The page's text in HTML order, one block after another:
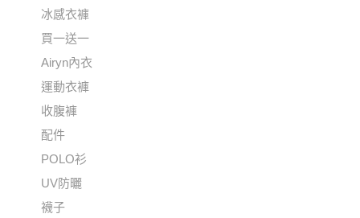
冰感衣褲
買一送一
Airyn內衣
運動衣褲
收腹褲
配件
POLO衫
UV防曬
襪子